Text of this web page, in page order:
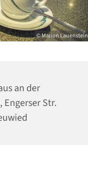
© Marion Lauenstein
an der
Str.